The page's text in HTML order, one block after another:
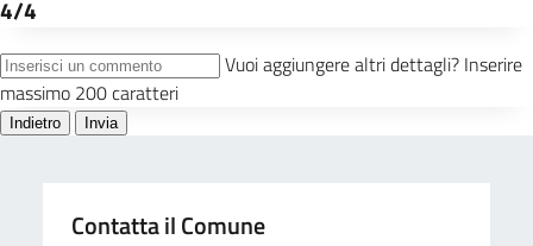
Contatta il Comune